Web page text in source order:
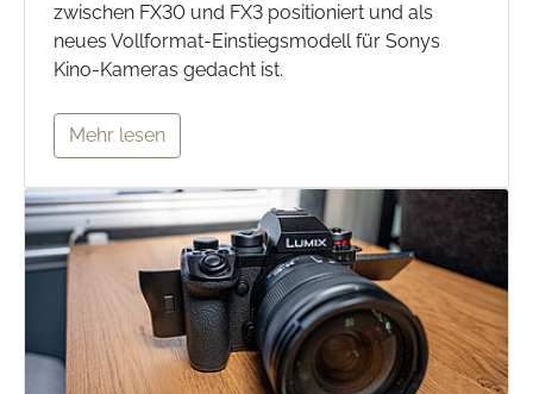
zwischen FX30 und FX3 positioniert und als
neues Vollformat-Einstiegsmodell für Sonys
Kino-Kameras gedacht ist.
Mehr lesen